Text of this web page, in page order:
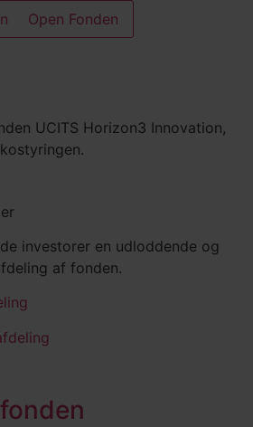
Open Fonden
UCITS Horizon3 Innovation,
investorer en udloddende og
af fonden.